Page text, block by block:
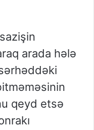
arada hələ
qeyd etsə